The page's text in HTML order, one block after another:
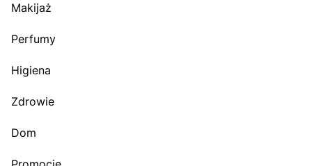
Makijaż
Perfumy
Higiena
Zdrowie
Dom